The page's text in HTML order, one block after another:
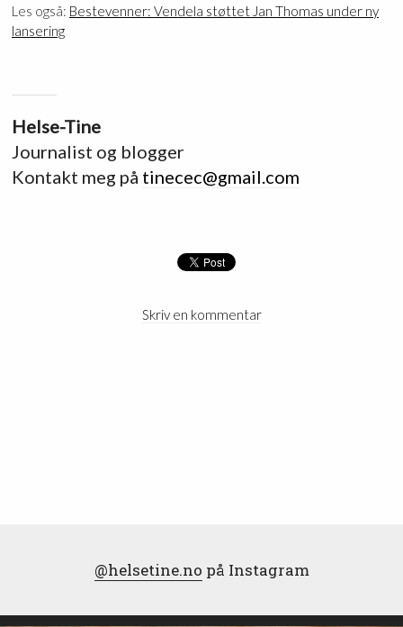
Les også: Bestevenner: Vendela støttet Jan Thomas under ny
lansering
Helse-Tine
Journalist og blogger
Kontakt meg på tinecec@gmail.com
Skriv en kommentar
@helsetine.no på Instagram